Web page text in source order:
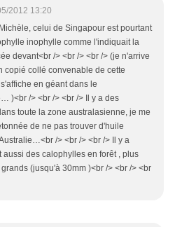
2012 13:20
celui de Singapour est pourtant
inophylle comme l'indiquait la
devant<br /> <br /> <br /> (je n'arrive
copié collé convenable de cette
en géant dans le
)<br /> <br /> <br /> Il y a des
toute la zone australasienne, je me
de ne pas trouver d'huile
/> <br /> <br /> Il y a
aussi des calophylles en forêt , plus
(jusqu'à 30mm )<br /> <br /> <br